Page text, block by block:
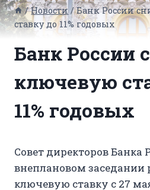
/ Новости / Банк России
ставку до 11% годовых
Банк России
ключевую
11% годовых
Совет директоров Банка
внеплановом заседании
ключевую ставку с 27